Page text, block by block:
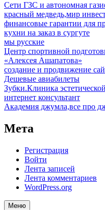
Сети ГЗС и автономная
красный медведь,мир
финансовые гарантии для
кухни на заказ в сургуте
мы русские
Центр спортивной
«Алексея Ашапатова»
создание и продвижение
Дешевые авиабилеты
Зубки.Клиника
интернет консультант
Академия джумла,все про
Мета
Регистрация
Войти
Лента записей
Лента комментариев
WordPress.org
Меню